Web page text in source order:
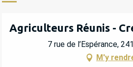
Agriculteurs Réunis -
7 rue de l’Espérance,
M'y